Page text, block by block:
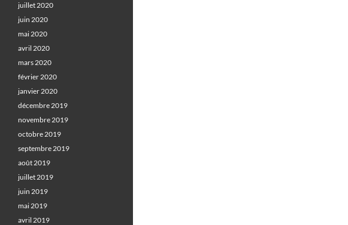
juillet 2020
juin 2020
mai 2020
avril 2020
mars 2020
février 2020
janvier 2020
décembre 2019
novembre 2019
octobre 2019
septembre 2019
août 2019
juillet 2019
juin 2019
mai 2019
avril 2019